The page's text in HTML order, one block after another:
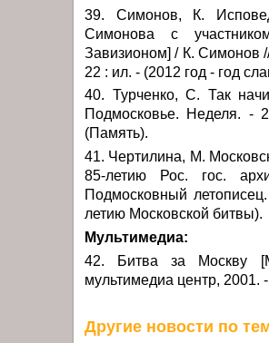
39. Симонов, К.
Симонова с
Завизионом] / К. Симонов
22 : ил. - (2012 год - год
40. Турченко, С. Так
Подмосковье. Неделя. -
(Память).
41. Чертилина, М.
85-летию Рос. гос.
Подмосковный
летию Московской битвы).
Мультимедиа:
42. Битва за Москву
мультимедиа центр, 2001.
Другие новости по